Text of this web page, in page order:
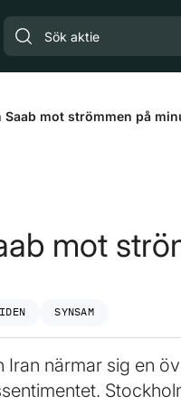
Saab mot strömmen på
mot
SYNSAM
Iran närmar sig en